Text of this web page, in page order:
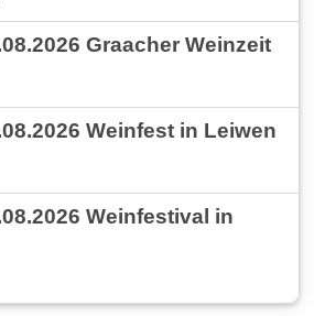
Graacher Weinzeit
Weinfest in Leiwen
Weinfestival in